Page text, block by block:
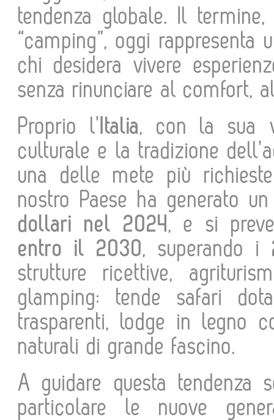
tendenza globale. Il
“camping”, oggi
chi desidera vivere
senza rinunciare al comfort,
Proprio l’ Italia, con la sua
culturale e la tradizione
una delle mete più
nostro Paese ha generato
dollari nel 2024, e si
entro il 2030, superando i
strutture ricettive,
glamping: tende safari
trasparenti, lodge in legno
naturali di grande fascino.
A guidare questa tendenza
particolare le nuove